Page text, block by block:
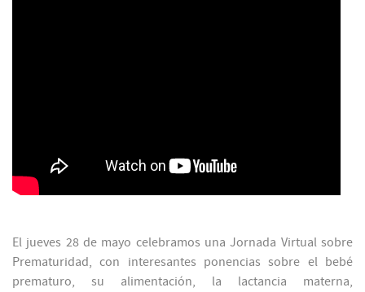
El jueves 28 de mayo celebramos una Jornada Virtual sobre
Prematuridad, con interesantes ponencias sobre el bebé
prematuro, su alimentación, la lactancia materna,